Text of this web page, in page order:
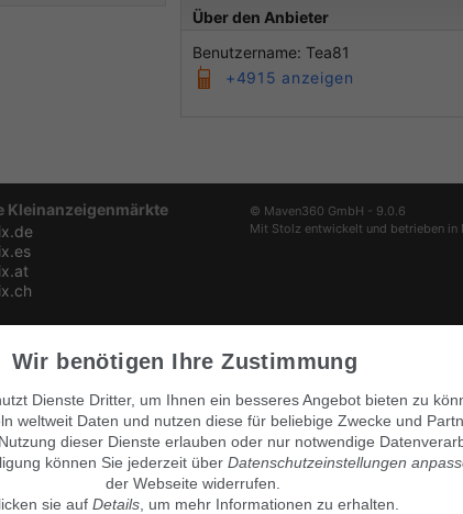
Über den Anbieter
Benutzername: Tea81
+4915 anzeigen
Kleinanzeigenmärkte
© Maven360 GmbH - 9.0.6
Mit Stolz entwickelt und betrieben in
Wir benötigen Ihre Zustimmung
Dienste Dritter, um Ihnen ein besseres Angebot bieten zu
weltweit Daten und nutzen diese für beliebige Zwecke und
dieser Dienste erlauben oder nur notwendige
können Sie jederzeit über Datenschutzeinstellungen
der Webseite widerrufen.
sie auf Details, um mehr Informationen zu erhalten.